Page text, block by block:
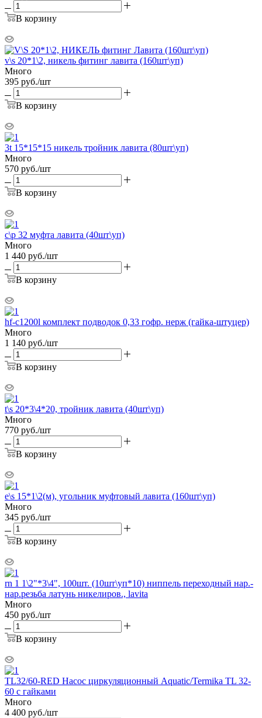
В корзину
v\s 20*1\2, никель фитинг лавита (160шт\уп)
Много
395 руб./шт
В корзину
3t 15*15*15 никель тройник лавита (80шт\уп)
Много
570 руб./шт
В корзину
c\p 32 муфта лавита (40шт\уп)
Много
1 440 руб./шт
В корзину
hf-c1200l комплект подводок 0,33 гофр. нерж (гайка-штуцер)
Много
1 140 руб./шт
В корзину
t\s 20*3\4*20, тройник лавита (40шт\уп)
Много
770 руб./шт
В корзину
e\s 15*1\2(м), угольник муфтовый лавита (160шт\уп)
Много
345 руб./шт
В корзину
rn 1 1\2"*3\4", 100шт. (10шт\уп*10) ниппель переходный нар.-
нар.резьба латунь никелиров., lavita
Много
450 руб./шт
В корзину
TL32/60-RED Насос циркуляционный Aquatic/Termika TL 32-
60 c гайками
Много
4 400 руб./шт